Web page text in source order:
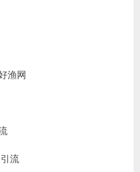
渔网
流